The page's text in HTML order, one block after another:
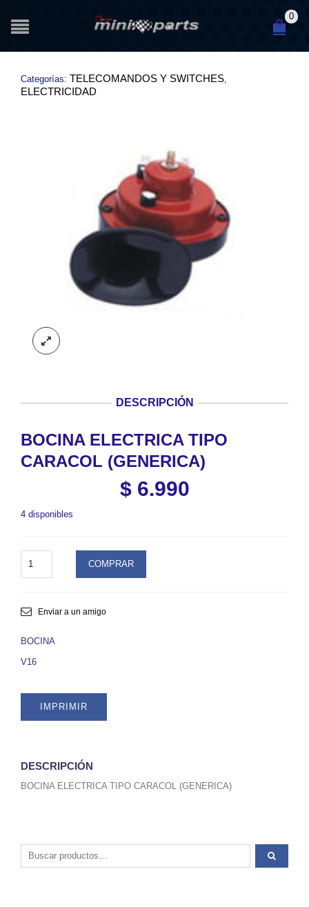
0
Categorías: TELECOMANDOS Y SWITCHES
ELECTRICIDAD
DESCRIPCIÓN
BOCINA ELECTRICA TIPO
CARACOL (GENERICA)
$6.990
4 disponibles
ELECTRICA
(GENERICA).
BOCINA
COMPRAR
Enviar a un amigo
BOCINA
V16
IMPRIMIR
DESCRIPCIÓN
BOCINA ELECTRICA TIPO CARACOL (GENERICA)
Buscar por: